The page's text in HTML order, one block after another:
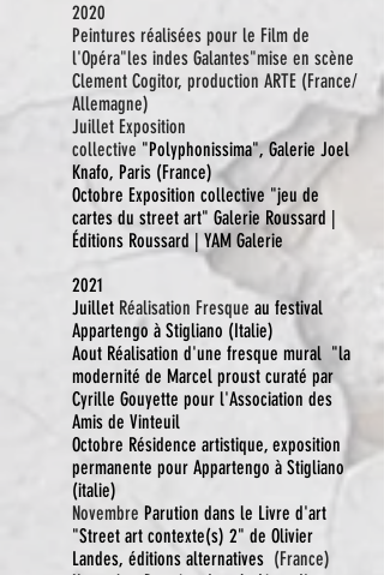
2020
Peintures réalisées pour le Film de
l'Opéra"les indes Galantes"mise en scène
Clement Cogitor, production ARTE (France/
Allemagne)
Juillet Exposition
collective "Polyphonissima", Galerie Joel
Knafo, Paris (France)
Octobre Exposition collective "jeu de
cartes du street art" Galerie Roussard |
Éditions Roussard | YAM Galerie
2021
Juillet Réalisation Fresque au festival
Appartengo à Stigliano (Italie)
Aout Réalisation d'une fresque mural "la
modernité de Marcel proust curaté par
Cyrille Gouyette pour l'Association des
Amis de Vinteuil
Octobre Résidence artistique, exposition
permanente pour Appartengo à Stigliano
(italie)
Novembre Parution dans le Livre d'art
"Street art contexte(s) 2" de Olivier
Landes, éditions alternatives (France)